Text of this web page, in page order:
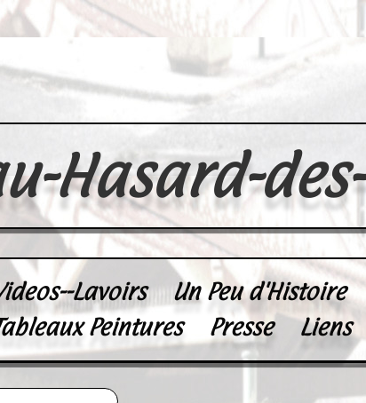
Hasard-
Lavoirs Un Peu d'Histoire
Peintures
Presse Liens